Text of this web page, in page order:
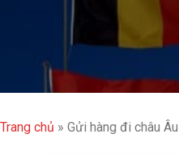
Trang chủ » Gửi hàng đi châu